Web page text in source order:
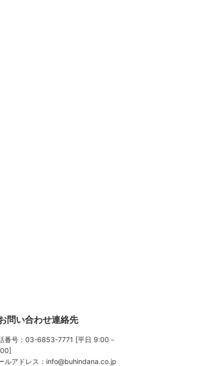
問い合わせ連絡先
番号：03-6853-7771 [平日 9:00－
ルアドレス： info@buhindana.co.jp